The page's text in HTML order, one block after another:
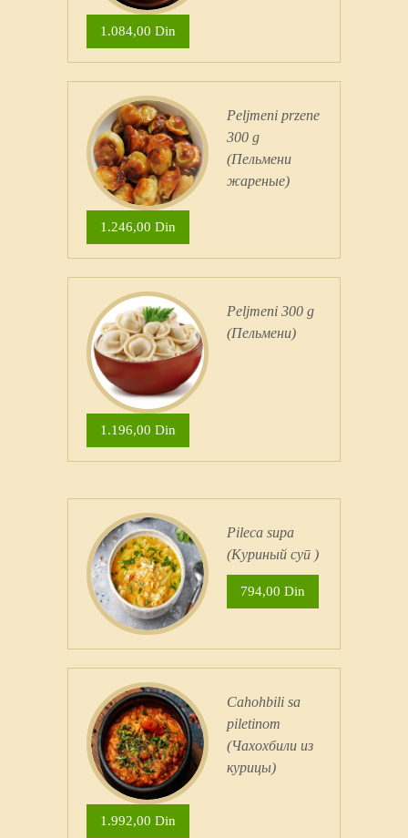
1.084,00 Din
Peljmeni przene
300 g
(Пельмени
жареные)
1.246,00 Din
Peljmeni 300 g
(Пельмени)
1.196,00 Din
Pileсa supa
(Куриный суп )
794,00 Din
Cahohbili sa
piletinom
(Чахохбили из
курицы)
1.992,00 Din